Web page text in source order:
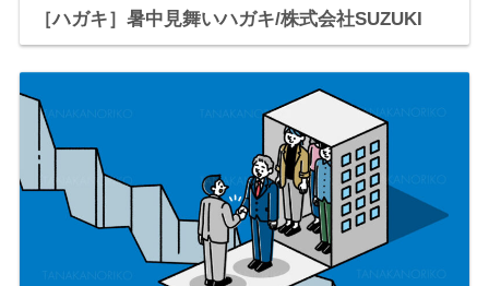
［ハガキ］暑中見舞いハガキ/株式会社SUZUKI